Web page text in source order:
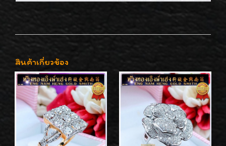
สินค้าเกี่ยวข้อง